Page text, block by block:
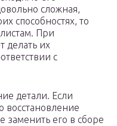
сложная,
способностях, то
При
делать их
с
детали. Если
восстановление
заменить его в сборе